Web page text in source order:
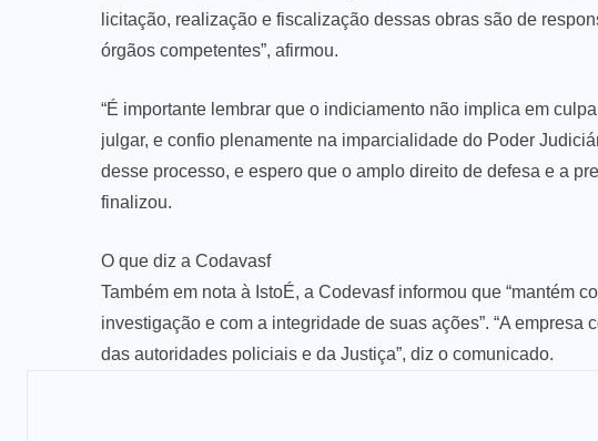
licitação, realização e fiscalização dessas obras são de
órgãos competentes”, afirmou.
“É importante lembrar que o indiciamento não implica em
julgar, e confio plenamente na imparcialidade do Poder
desse processo, e espero que o amplo direito de defesa e a
finalizou.
O que diz a Codavasf
Também em nota à IstoÉ, a Codevasf informou que “mantém
investigação e com a integridade de suas ações”. “A
das autoridades policiais e da Justiça”, diz o comunicado.